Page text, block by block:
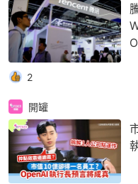
2
開罐